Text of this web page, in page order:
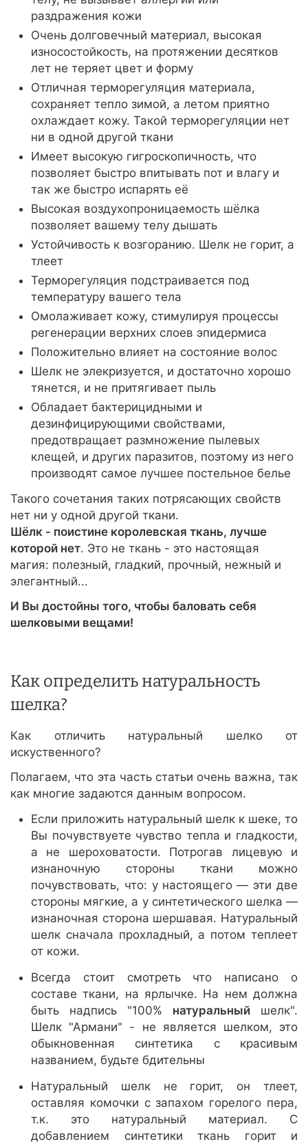
раздражения кожи
Очень долговечный материал, высокая
износостойкость, на протяжении десятков
лет не теряет цвет и форму
Отличная терморегуляция материала,
сохраняет тепло зимой, а летом приятно
охлаждает кожу. Такой терморегуляции нет
ни в одной другой ткани
Имеет высокую гигроскопичность, что
позволяет быстро впитывать пот и влагу и
так же быстро испарять её
Высокая воздухопроницаемость шёлка
позволяет вашему телу дышать
Устойчивость к возгоранию. Шелк не горит, а
тлеет
Терморегуляция подстраивается под
температуру вашего тела
Омолаживает кожу, стимулируя процессы
регенерации верхних слоев эпидермиса
Положительно влияет на состояние волос
Шелк не элекризуется, и достаточно хорошо
тянется, и не притягивает пыль
Обладает бактерицидными и
дезинфицирующими свойствами,
предотвращает размножение пылевых
клещей, и других паразитов, поэтому из него
производят самое лучшее постельное белье
Такого сочетания таких потрясающих свойств
нет ни у одной другой ткани.
Шёлк - поистине королевская ткань, лучше
которой нет. Это не ткань - это настоящая
магия: полезный, гладкий, прочный, нежный и
элегантный...
И Вы достойны того, чтобы баловать себя
шелковыми вещами!
Как определить натуральность
шелка?
Как отличить натуральный шелко от
искуственного?
Полагаем, что эта часть статьи очень важна, так
как многие задаются данным вопросом.
Если приложить натуральный шелк к шеке, то
Вы почувствуете чувство тепла и гладкости,
а не шероховатости. Потрогав лицевую и
изнаночную стороны ткани можно
почувствовать, что: у настоящего — эти две
стороны мягкие, а у синтетического шелка —
изнаночная сторона шершавая. Натуральный
шелк сначала прохладный, а потом теплеет
от кожи.
Всегда стоит смотреть что написано о
составе ткани, на ярлычке. На нем должна
быть надпись "100% натуральный шелк".
Шелк "Армани" - не является шелком, это
обыкновенная синтетика с красивым
названием, будьте бдительны
Натуральный шелк не горит, он тлеет,
оставляя комочки с запахом горелого пера,
т.к. это натуральный материал. С
добавлением синтетики ткань горит и